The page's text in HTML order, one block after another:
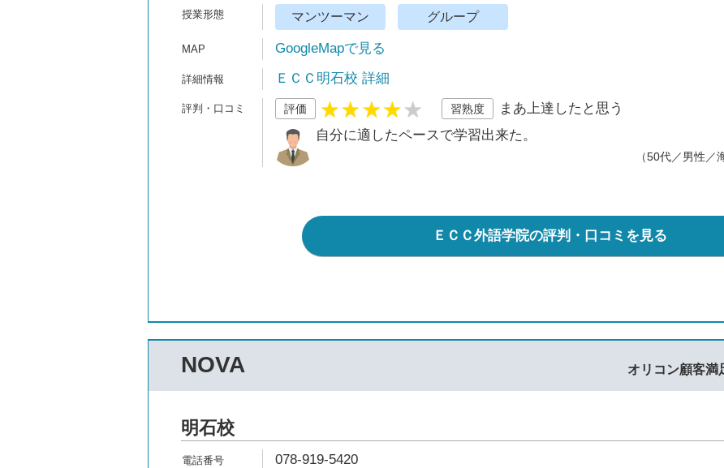
マンツーマン グループ
GoogleMapで見る
ＥＣＣ明石校 詳細
評価 習熟度
まあ上達したと思う
自分に適したペースで学習出来た。
（50代／男性／
ＥＣＣ外語学院の評判・口コミを見る
NOVA オリコン顧客満
明石校
078-919-5420